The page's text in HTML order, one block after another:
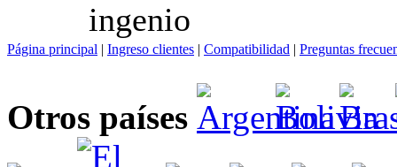
ingenio
Página principal | Ingreso clientes | Compatibilidad | Preguntas
Otros países